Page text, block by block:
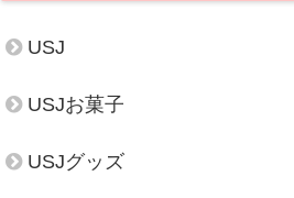
USJ
USJお菓子
USJグッズ